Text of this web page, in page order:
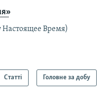
Настоящее Время)
Статті Головне за добу